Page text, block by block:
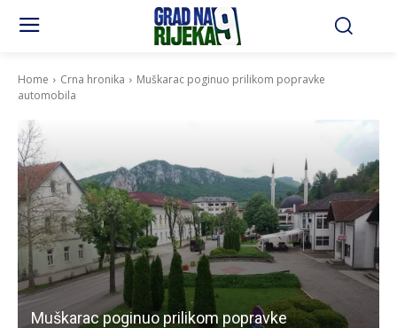
Home Crna hronika
Muškarac poginuo prilikom popravke
automobila
Muškarac poginuo prilikom popravke